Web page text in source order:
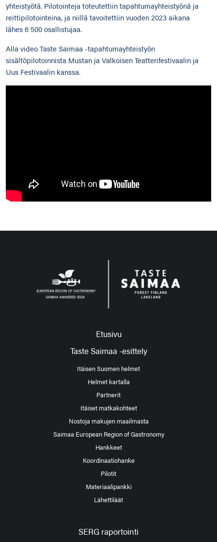
yhteistyötä. Pilotointeja toteutettiin tapahtumayhteistyönä ja
reittipilotointeina, ja niillä tavoitettiin vuoden 2023 aikana
lähes 6 500 osallistujaa.
Alla video Taste Saimaa -tapahtumayhteistyön
sisältöpilotoinnista Mustan ja Valkoisen Teatterifestivaalin ja
Uus Festivaalin kanssa.
Etusivu
Taste Saimaa -esittely
Itäisen Suomen helmet
Helmet kartalla
Partnerit
Itäiset matkakohteet
Nostoja makujen maailmasta
Saimaa European Region of Gastronomy
Hankkeet
Koordinaatiohanke
Pilotit
Materiaalipankki
Lähettiläät
SERG raportointi